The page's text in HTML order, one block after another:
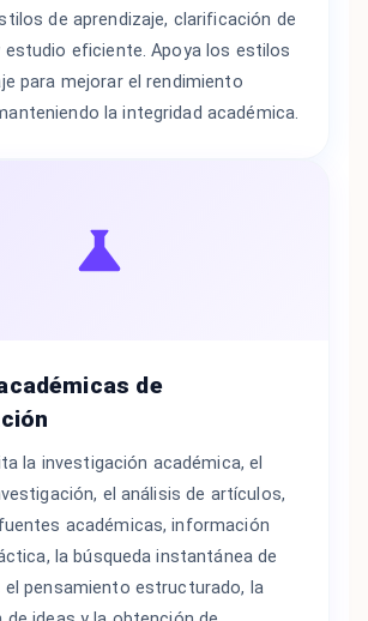
de aprendizaje, clarificación de
eficiente. Apoya los estilos
para mejorar el rendimiento
la integridad académica.
de
la investigación académica, el
el análisis de artículos,
académicas, información
la búsqueda instantánea de
pensamiento estructurado, la